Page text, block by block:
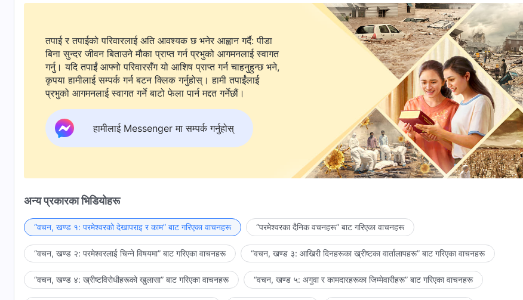
तपाई र तपाईको परिवारलाई अति आवश्यक छ भनेर आह्वान गर्दै: पीडा
बिना सुन्दर जीवन बिताउने मौका प्राप्त गर्न प्रभुको आगमनलाई स्वागत
गर्नु। यदि तपाईं आफ्नो परिवारसँग यो आशिष प्राप्त गर्न चाहनुहुन्छ भने,
कृपया हामीलाई सम्पर्क गर्न बटन क्लिक गर्नुहोस्। हामी तपाईंलाई
प्रभुको आगमनलाई स्वागत गर्ने बाटो फेला पार्न मद्दत गर्नेछौं।
हामीलाई Messenger मा सम्पर्क गर्नुहोस्
अन्य प्रकारका भिडियोहरू
“वचन, खण्ड १: परमेश्‍वरको देखापराइ र काम” बाट गरिएका वाचनहरू “परमेश्‍वरका दैनिक वचनहरू” बाट गरिएका वाचनहरू
“वचन, खण्ड २: परमेश्‍वरलाई चिन्‍ने विषयमा” बाट गरिएका वाचनहरू “वचन, खण्ड ३: आखिरी दिनहरूका ख्रीष्टका वार्तालापहरू” बाट गरिएका वाचनहरू
“वचन, खण्ड ४: ख्रीष्टविरोधीहरूको खुलासा” बाट गरिएका वाचनहरू “वचन, खण्ड ५: अगुवा र कामदारहरूका जिम्‍मेवारीहरू” बाट गरिएका वाचनहरू